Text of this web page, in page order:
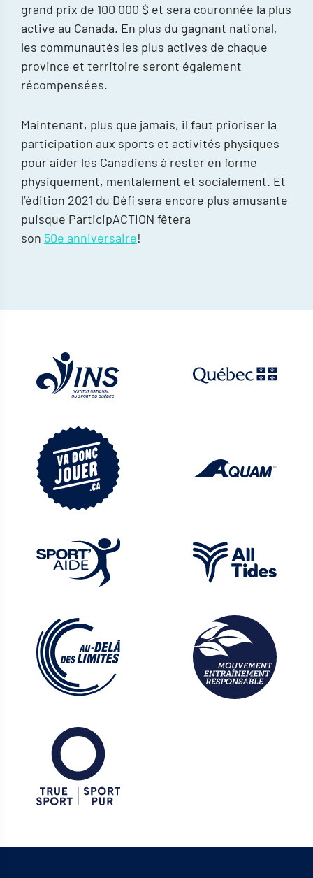
grand prix de 100 000 $ et sera couronnée la plus
active au Canada. En plus du gagnant national,
les communautés les plus actives de chaque
province et territoire seront également
récompensées.
Maintenant, plus que jamais, il faut prioriser la
participation aux sports et activités physiques
pour aider les Canadiens à rester en forme
physiquement, mentalement et socialement. Et
l’édition 2021 du Défi sera encore plus amusante
puisque ParticipACTION fêtera
son 50e anniversaire!